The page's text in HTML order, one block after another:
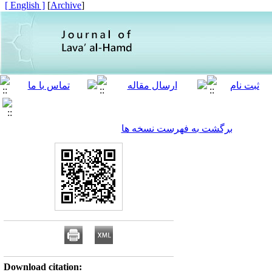
[
Archive
]
[ English ]
برگشت به فهرست نسخه ها
Download citation: